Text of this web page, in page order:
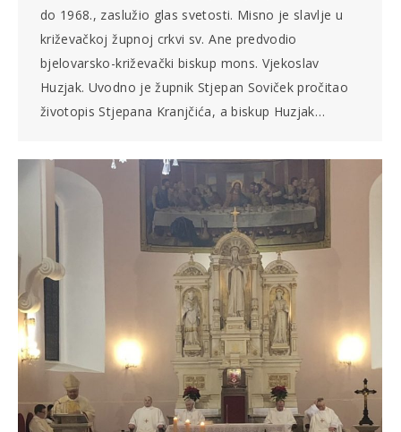
do 1968., zaslužio glas svetosti. Misno je slavlje u
križevačkoj župnoj crkvi sv. Ane predvodio
bjelovarsko-križevački biskup mons. Vjekoslav
Huzjak. Uvodno je župnik Stjepan Soviček pročitao
životopis Stjepana Kranjčića, a biskup Huzjak…